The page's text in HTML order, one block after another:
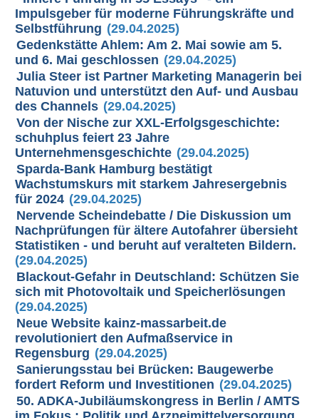
Impulsgeber für moderne Führungskräfte und
Selbstführung (29.04.2025)
Gedenkstätte Ahlem: Am 2. Mai sowie am 5.
und 6. Mai geschlossen (29.04.2025)
Julia Steer ist Partner Marketing Managerin bei
Natuvion und unterstützt den Auf- und Ausbau
des Channels (29.04.2025)
Von der Nische zur XXL-Erfolgsgeschichte:
schuhplus feiert 23 Jahre
Unternehmensgeschichte (29.04.2025)
Sparda-Bank Hamburg bestätigt
Wachstumskurs mit starkem Jahresergebnis
für 2024 (29.04.2025)
Nervende Scheindebatte / Die Diskussion um
Nachprüfungen für ältere Autofahrer übersieht
Statistiken - und beruht auf veralteten Bildern.
(29.04.2025)
Blackout-Gefahr in Deutschland: Schützen Sie
sich mit Photovoltaik und Speicherlösungen
(29.04.2025)
Neue Website kainz-massarbeit.de
revolutioniert den Aufmaßservice in
Regensburg (29.04.2025)
Sanierungsstau bei Brücken: Baugewerbe
fordert Reform und Investitionen (29.04.2025)
50. ADKA-Jubiläumskongress in Berlin / AMTS